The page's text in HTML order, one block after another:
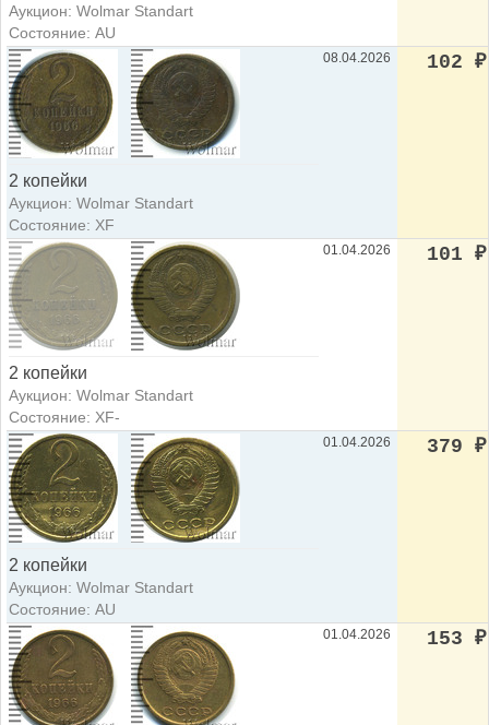
Аукцион: Wolmar Standart
Состояние: AU
2 копейки
Аукцион: Wolmar Standart
Состояние: XF
08.04.2026 102 ₽
2 копейки
Аукцион: Wolmar Standart
Состояние: XF-
01.04.2026 101 ₽
2 копейки
Аукцион: Wolmar Standart
Состояние: AU
01.04.2026 379 ₽
01.04.2026 153 ₽